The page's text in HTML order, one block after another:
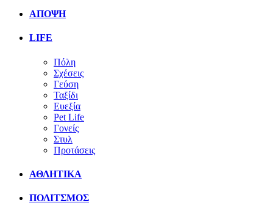
ΑΠΟΨΗ
LIFE
Πόλη
Σχέσεις
Γεύση
Ταξίδι
Ευεξία
Pet Life
Γονείς
Στυλ
Προτάσεις
ΑΘΛΗΤΙΚΑ
ΠΟΛΙΤΣΜΟΣ